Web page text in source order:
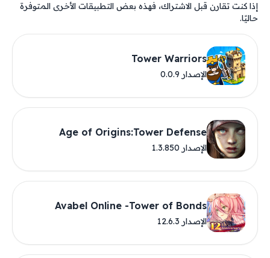
إذا كنت تقارن قبل الاشتراك، فهذه بعض التطبيقات الأخرى المتوفرة
حاليًا.
Tower Warriors
الإصدار 0.0.9
Age of Origins:Tower Defense
الإصدار 1.3.850
Avabel Online -Tower of Bonds
الإصدار 12.6.3